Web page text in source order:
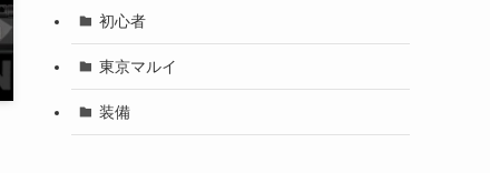
初心者
東京マルイ
装備